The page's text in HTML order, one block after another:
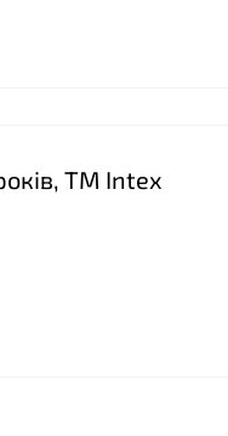
ТМ Intex